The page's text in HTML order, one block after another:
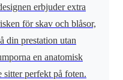
erbjuder extra
för skav och blåsor,
din prestation utan
en anatomisk
sitter perfekt på foten.